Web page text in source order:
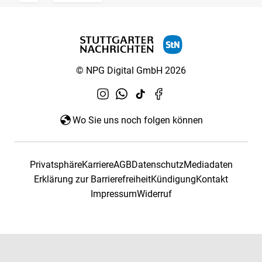
© NPG Digital GmbH 2026
Wo Sie uns noch folgen können
PrivatsphäreKarriereAGBDatenschutzMediadaten
Erklärung zur BarrierefreiheitKündigungKontakt
ImpressumWiderruf